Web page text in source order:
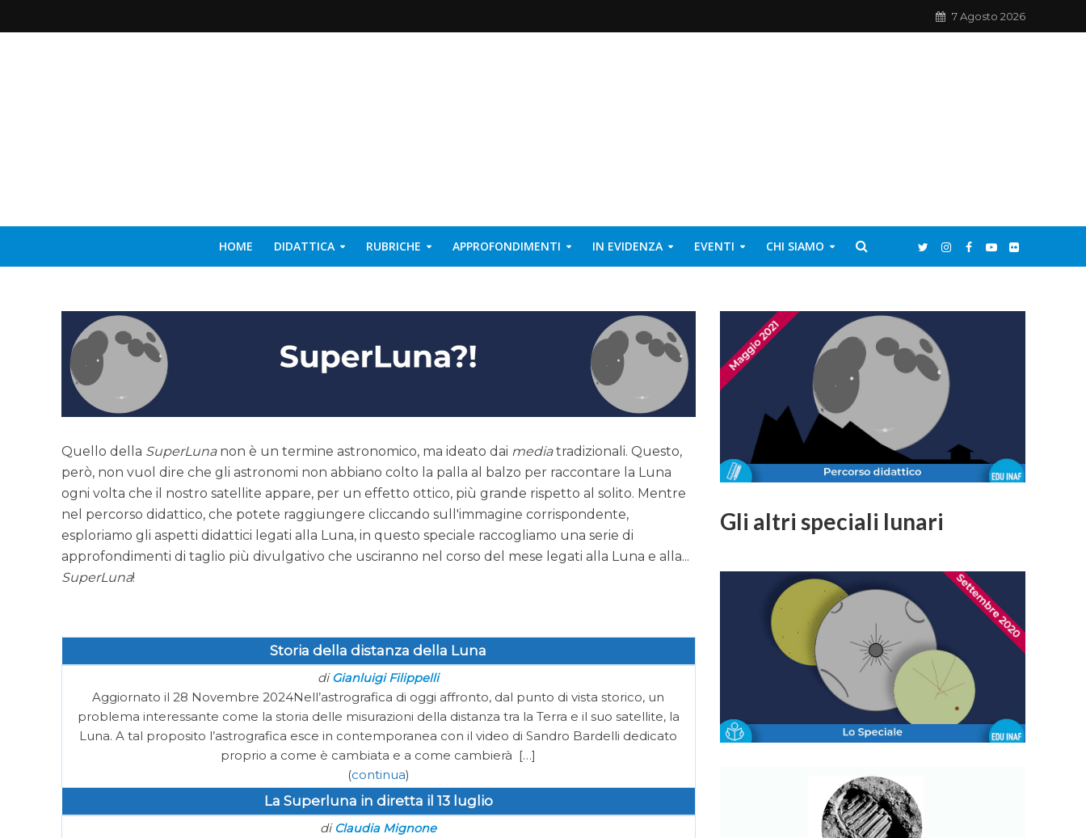
7 Agosto 2026
HOME DIDATTICA RUBRICHE APPROFONDIMENTI IN EVIDENZA EVENTI CHI SIAMO
Quello della SuperLunanon è un termine astronomico, ma ideato dai mediatradizionali. Questo,
però, non vuol dire che gli astronomi non abbiano colto la palla al balzo per raccontare la Luna
ogni volta che il nostro satellite appare, per un effetto ottico, più grande rispetto al solito. Mentre
nel percorso didattico, che potete raggiungere cliccando sull'immagine corrispondente,
esploriamo gli aspetti didattici legati alla Luna, in questo speciale raccogliamo una serie di
approfondimenti di taglio più divulgativo che usciranno nel corso del mese legati alla Luna e alla...
SuperLuna!
Storia della distanza della Luna
diGianluigi Filippelli
Aggiornato il 28 Novembre 2024Nell’astrografica di oggi affronto, dal punto di vista storico, un
problema interessante come la storia delle misurazioni della distanza tra la Terra e il suo satellite, la
Luna. A tal proposito l’astrografica esce in contemporanea con il video di Sandro Bardelli dedicato
proprio a come è cambiata e a come cambierà […]
(continua)
La Superluna in diretta il 13 luglio
diClaudia Mignone
Gli altri speciali lunari